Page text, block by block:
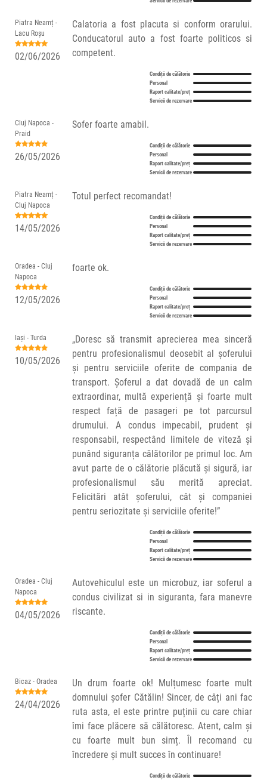
Piatra Neamț -
Lacu Roșu
02/06/2026
Calatoria a fost placuta si conform orarului.
Conducatorul auto a fost foarte politicos si
competent.
Condiții de călătorie
Personal
Raport calitate/preț
Servicii de rezervare
Cluj Napoca -
Praid
26/05/2026
Sofer foarte amabil.
Condiții de călătorie
Personal
Raport calitate/preț
Servicii de rezervare
Piatra Neamț -
Cluj Napoca
14/05/2026
Totul perfect recomandat!
Condiții de călătorie
Personal
Raport calitate/preț
Servicii de rezervare
Oradea - Cluj
Napoca
12/05/2026
foarte ok.
Condiții de călătorie
Personal
Raport calitate/preț
Servicii de rezervare
Iași - Turda
10/05/2026
„Doresc să transmit aprecierea mea sinceră
pentru profesionalismul deosebit al șoferului
și pentru serviciile oferite de compania de
transport. Șoferul a dat dovadă de un calm
extraordinar, multă experiență și foarte mult
respect față de pasageri pe tot parcursul
drumului. A condus impecabil, prudent și
responsabil, respectând limitele de viteză și
punând siguranța călătorilor pe primul loc. Am
avut parte de o călătorie plăcută și sigură, iar
profesionalismul său merită apreciat.
Felicitări atât șoferului, cât și companiei
pentru seriozitate și serviciile oferite!”
Condiții de călătorie
Personal
Raport calitate/preț
Servicii de rezervare
Oradea - Cluj
Napoca
04/05/2026
Autovehiculul este un microbuz, iar soferul a
condus civilizat si in siguranta, fara manevre
riscante.
Condiții de călătorie
Personal
Raport calitate/preț
Servicii de rezervare
Bicaz - Oradea
24/04/2026
Un drum foarte ok! Mulțumesc foarte mult
domnului șofer Cătălin! Sincer, de câți ani fac
ruta asta, el este printre puținii cu care chiar
îmi face plăcere să călătoresc. Atent, calm și
cu foarte mult bun simț. Îl recomand cu
încredere și mult succes în continuare!
Condiții de călătorie